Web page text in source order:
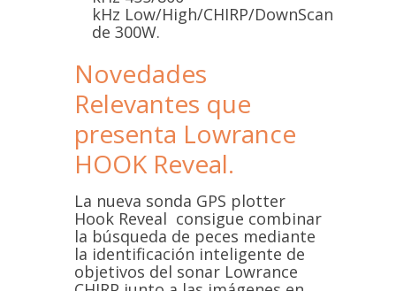
kHz Low/High/CHIRP/DownScan
de 300W.
Novedades
Relevantes que
presenta Lowrance
HOOK Reveal.
La nueva sonda GPS plotter
Hook Reveal consigue combinar
la búsqueda de peces mediante
la identificación inteligente de
objetivos del sonar Lowrance